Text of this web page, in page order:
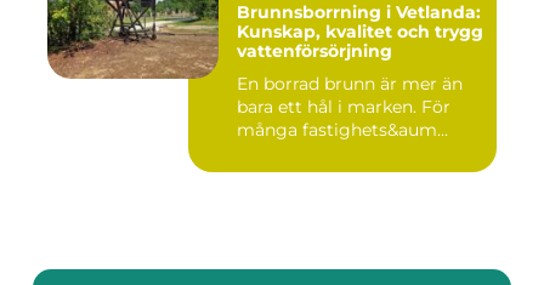
Brunnsborrning i Vetlanda:
Kunskap, kvalitet och trygg
vattenförsörjning
En borrad brunn är mer än
bara ett hål i marken. För
många fastighets&aum...